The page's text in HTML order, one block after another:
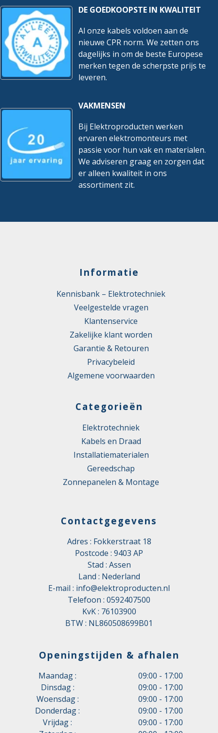
DE GOEDKOOPSTE IN KWALITEIT
Al onze kabels voldoen aan de
nieuwe CPR norm. We zetten ons
dagelijks in om de beste Europese
merken tegen de scherpste prijs te
leveren.
VAKMENSEN
Bij Elektroproducten werken
ervaren elektromonteurs met
passie voor hun vak en materialen.
We adviseren graag en zorgen dat
er alleen kwaliteit in ons
assortiment zit.
Informatie
Kennisbank – Elektrotechniek
Veelgestelde vragen
Klantenservice
Zakelijke klant worden
Garantie & Retouren
Privacybeleid
Algemene voorwaarden
Categorieën
Elektrotechniek
Kabels en Draad
Installatiematerialen
Gereedschap
Zonnepanelen & Montage
Contactgegevens
Adres : Fokkerstraat 18
Postcode : 9403 AP
Stad : Assen
Land : Nederland
E-mail : info@elektroproducten.nl
Telefoon : 0592407500
KvK : 76103900
BTW : NL860508699B01
Openingstijden & afhalen
Maandag :
09:00 - 17:00
Dinsdag :
09:00 - 17:00
Woensdag :
09:00 - 17:00
Donderdag :
09:00 - 17:00
Vrijdag :
09:00 - 17:00